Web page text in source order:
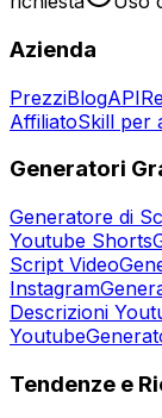
Azienda
PrezziBlogAPI
AffiliatoSkill per
Generatori
Generatore di
Youtube Shorts
Script Video
Instagram
Descrizioni
Youtube
Tendenze e